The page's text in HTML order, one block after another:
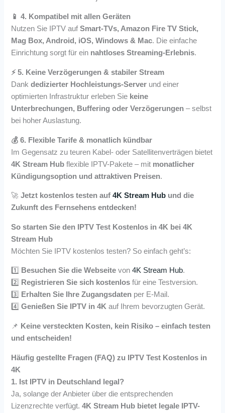
📱 4. Kompatibel mit allen Geräten
Nutzen Sie IPTV aufSmart-TVs, Amazon Fire TV Stick,
Mag Box, Android, iOS, Windows & Mac. Die einfache
Einrichtung sorgt für ein nahtloses Streaming-Erlebnis.
⚡ 5. Keine Verzögerungen & stabiler Stream
Dankdedizierter Hochleistungs-Server und einer
optimierten Infrastruktur erleben Sie keine
Unterbrechungen, Buffering oder Verzögerungen – selbst
bei hoher Auslastung.
💰 6. Flexible Tarife & monatlich kündbar
Im Gegensatz zu teuren Kabel- oder Satellitenverträgen bietet
4K Stream Hub flexible IPTV-Pakete – mit monatlicher
Kündigungsoption und attraktiven Preisen.
🚀Jetzt kostenlos testen auf4K Stream Hub und die
Zukunft des Fernsehens entdecken!
So starten Sie den IPTV Test Kostenlos in 4K bei 4K
Stream Hub
Möchten Sie IPTV kostenlos testen? So einfach geht’s:
1️⃣ Besuchen Sie die Webseite von4K Stream Hub.
2️⃣ Registrieren Sie sich kostenlos für eine Testversion.
3️⃣ Erhalten Sie Ihre Zugangsdaten per E-Mail.
4️⃣Genießen Sie IPTV in 4K auf Ihrem bevorzugten Gerät.
📌 Keine versteckten Kosten, kein Risiko – einfach testen
und entscheiden!
Häufig gestellte Fragen (FAQ) zu IPTV Test Kostenlos in
4K
1. Ist IPTV in Deutschland legal?
Ja, solange der Anbieter über die entsprechenden
Lizenzrechte verfügt.4K Stream Hub bietet legale IPTV-